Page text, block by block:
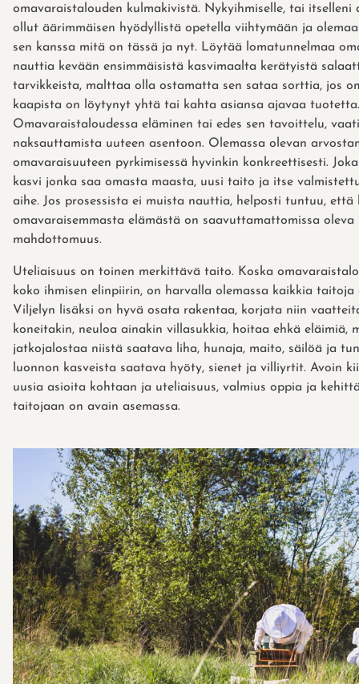
omavaraistalouden kulmakivistä. Nykyihmiselle, tai itselleni
ollut äärimmäisen hyödyllistä opetella viihtymään ja
sen kanssa mitä on tässä ja nyt. Löytää lomatunnelmaa
nauttia kevään ensimmäisistä kasvimaalta kerätyistä
tarvikkeista, malttaa olla ostamatta sen sataa sorttia, jos
kaapista on löytynyt yhtä tai kahta asiansa ajavaa tuotetta.
Omavaraistaloudessa eläminen tai edes sen tavoittelu,
naksauttamista uuteen asentoon. Olemassa olevan
omavaraisuuteen pyrkimisessä hyvinkin konkreettisesti.
kasvi jonka saa omasta maasta, uusi taito ja itse
aihe. Jos prosessista ei muista nauttia, helposti tuntuu, että
omavaraisemmasta elämästä on saavuttamattomissa oleva
mahdottomuus.
Uteliaisuus on toinen merkittävä taito. Koska
koko ihmisen elinpiirin, on harvalla olemassa kaikkia taitoja
Viljelyn lisäksi on hyvä osata rakentaa, korjata niin
koneitakin, neuloa ainakin villasukkia, hoitaa ehkä eläimiä,
jatkojalostaa niistä saatava liha, hunaja, maito, säilöä ja
luonnon kasveista saatava hyöty, sienet ja villiyrtit. Avoin
uusia asioita kohtaan ja uteliaisuus, valmius oppia ja
taitojaan on avain asemassa.